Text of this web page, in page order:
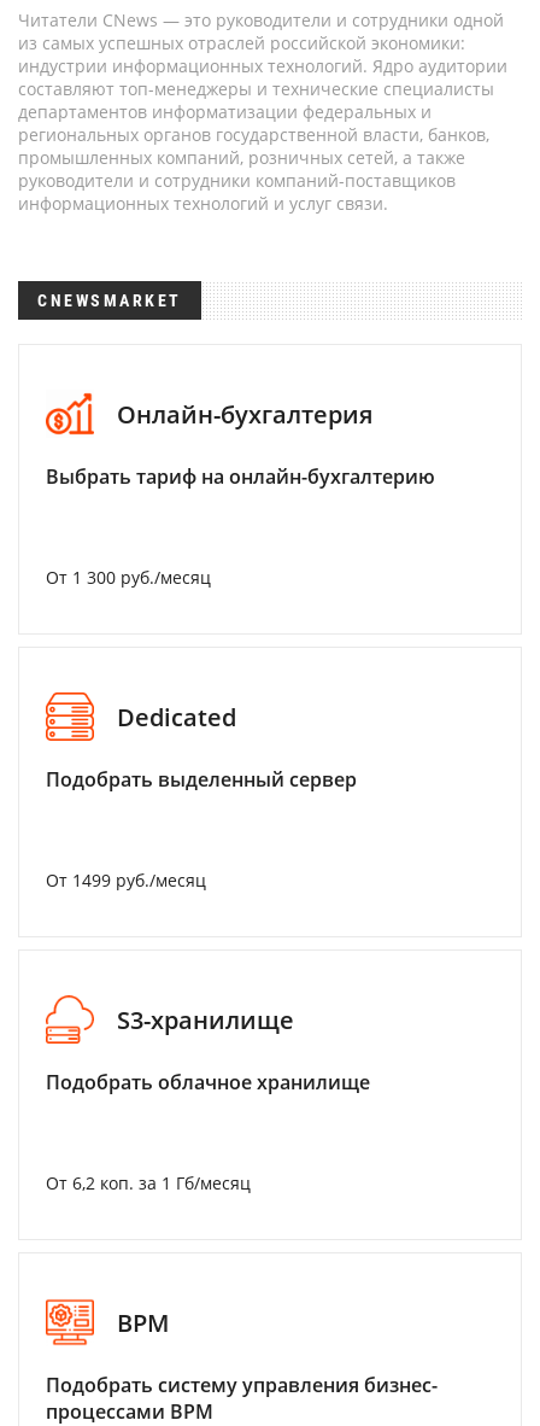
Читатели CNews — это руководители и сотрудники одной
из самых успешных отраслей российской экономики:
индустрии информационных технологий. Ядро аудитории
составляют топ-менеджеры и технические специалисты
департаментов информатизации федеральных и
региональных органов государственной власти, банков,
промышленных компаний, розничных сетей, а также
руководители и сотрудники компаний-поставщиков
информационных технологий и услуг связи.
CNEWSMARKET
Онлайн-бухгалтерия
Выбрать тариф на онлайн-бухгалтерию
От 1 300 руб./месяц
Dedicated
Подобрать выделенный сервер
От 1499 руб./месяц
S3-хранилище
Подобрать облачное хранилище
От 6,2 коп. за 1 Гб/месяц
BPM
Подобрать систему управления бизнес-
процессами BPM